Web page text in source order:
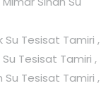
Su Tesisat Tamiri ,
Tesisat Tamiri ,
Tesisat Tamiri ,